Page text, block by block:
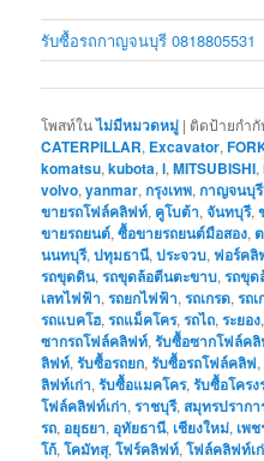
รับซื้อรถกาญจนบุรี 0818805531
โพสท์ในไม่มีหมวดหมู่ | ติดป้ายกำกั
CATERPILLAR, Excavator,
komatsu,kubota,l,MITSUBISHI,
volvo,yanmar,กรุงเทพ,กาญจนบุรี
ขายรถโฟล์คลิฟท์, คูโบต้า,จันทบุรี,
ขายรถยนต์,ซื้อขายรถยนต์มือสอง,
นนทบุรี,ปทุมธานี,ประจวบ,ฟอร์คลิ
รถขุดดิน,รถขุดล้อตีนตะขาบ,รถขุด
เลทไฟฟ้า,รถยกไฟฟ้า,รถเกรด,รถ
รถแบคโฮ,รถแม็คโคร,รถไถ,ระยอง
ซากรถโฟล์คลิฟท์,รับซื้อซากโฟล์ค
ลิฟท์,รับซื้อรถยก,รับซื้อรถโฟล์คลิฟ,
ลิฟท์เก่า,รับซื้อแมคโคร,รับซื้อโคร
โฟล์คลิฟท์เก่า,ราชบุรี, สมุทรปรากา
รถ, อยุธยา, อุทัยธานี, เชียงใหม่, เพ
โก้,โคมัทสุ,โฟร์คลิฟท์,โฟล์คลิฟท์เ